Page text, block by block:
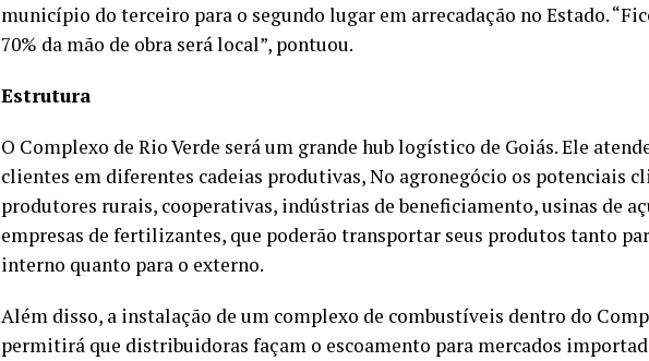
município do terceiro para o segundo lugar em arrecadação no Estado.
70% da mão de obra será local”, pontuou.
Estrutura
O Complexo de Rio Verde será um grande hub logístico de Goiás. Ele
clientes em diferentes cadeias produtivas, No agronegócio os potenciais
produtores rurais, cooperativas, indústrias de beneficiamento, usinas de
empresas de fertilizantes, que poderão transportar seus produtos tanto
interno quanto para o externo.
Além disso, a instalação de um complexo de combustíveis dentro do
permitirá que distribuidoras façam o escoamento para mercados